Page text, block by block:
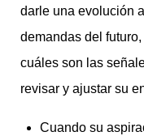
darle una evolución
demandas del
cuáles son las
revisar y ajustar su
Cuando su